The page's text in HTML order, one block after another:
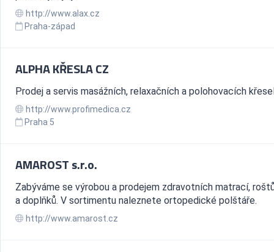
http://www.alax.cz
Praha-západ
ALPHA KŘESLA CZ
Prodej a servis masážních, relaxačních a polohovacích
http://www.profimedica.cz
Praha 5
AMAROST s.r.o.
Zabýváme se výrobou a prodejem zdravotních matrací,
a doplňků. V sortimentu naleznete ortopedické polštáře.
http://www.amarost.cz